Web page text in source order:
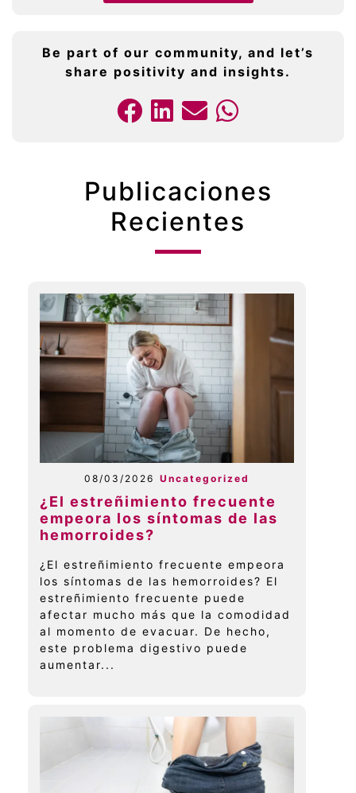
Be part of our community, and let’s
share positivity and insights.
Publicaciones
Recientes
08/03/2026 Uncategorized
¿El estreñimiento frecuente
empeora los síntomas de las
hemorroides?
¿El estreñimiento frecuente empeora
los síntomas de las hemorroides? El
estreñimiento frecuente puede
afectar mucho más que la comodidad
al momento de evacuar. De hecho,
este problema digestivo puede
aumentar...